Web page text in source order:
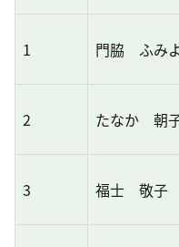
1 門脇 ふみ
2 たなか 朝
3 福士 敬子